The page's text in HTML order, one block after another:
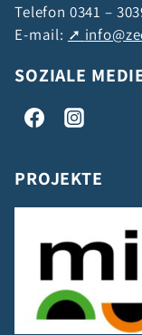
Telefon 0341 –
E-mail:
SOZIALE
PROJEKTE